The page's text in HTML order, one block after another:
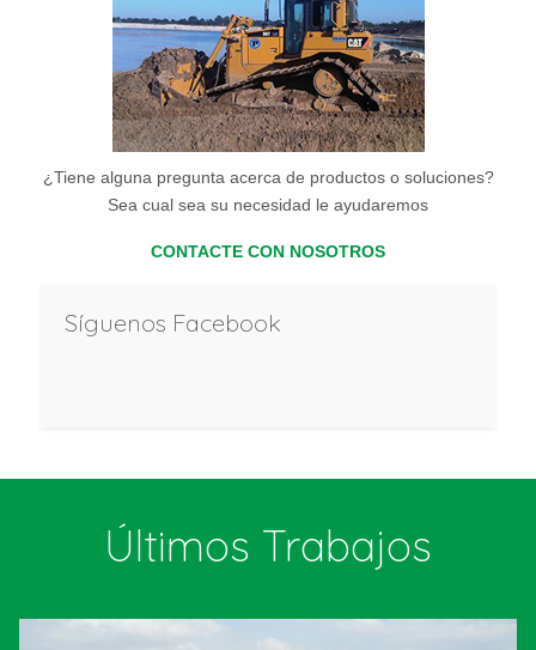
¿Tiene alguna pregunta acerca de productos o soluciones?
Sea cual sea su necesidad le ayudaremos
CONTACTE CON NOSOTROS
Síguenos Facebook
Últimos Trabajos